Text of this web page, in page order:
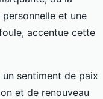
et une
accentue cette
sentiment de paix
et de renouveau